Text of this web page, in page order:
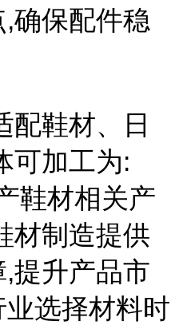
确保配件稳
配鞋材、日
可加工为:
鞋材相关产
材制造提供
提升产品市
选择材料时